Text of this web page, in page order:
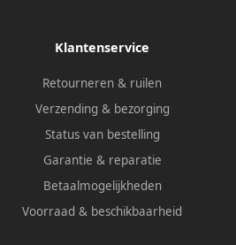
Klantenservice
Retourneren & ruilen
Verzending & bezorging
Status van bestelling
Garantie & reparatie
Betaalmogelijkheden
Voorraad & beschikbaarheid